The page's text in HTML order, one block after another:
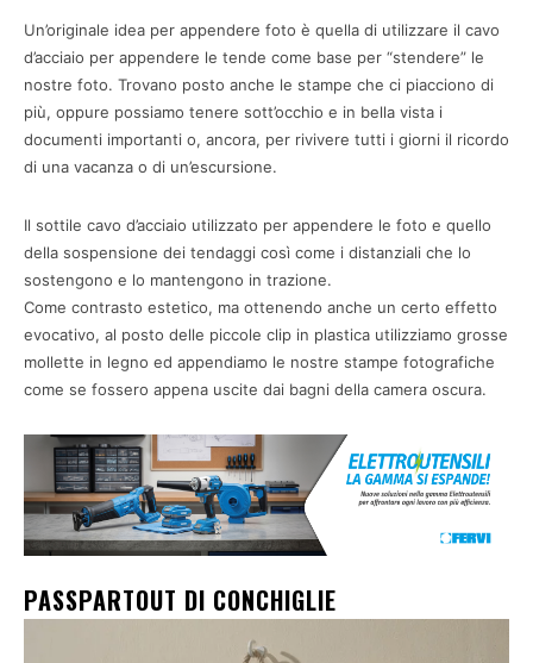
Un’originale idea per appendere foto è quella di utilizzare il cavo
d’acciaio per appendere le tende come base per “stendere” le
nostre foto. Trovano posto anche le stampe che ci piacciono di
più, oppure possiamo tenere sott’occhio e in bella vista i
documenti importanti o, ancora, per rivivere tutti i giorni il ricordo
di una vacanza o di un’escursione.
Il sottile cavo d’acciaio utilizzato per appendere le foto e quello
della sospensione dei tendaggi così come i distanziali che lo
sostengono e lo mantengono in trazione.
Come contrasto estetico, ma ottenendo anche un certo effetto
evocativo, al posto delle piccole clip in plastica utilizziamo grosse
mollette in legno ed appendiamo le nostre stampe fotografiche
come se fossero appena uscite dai bagni della camera oscura.
PASSPARTOUT DI CONCHIGLIE